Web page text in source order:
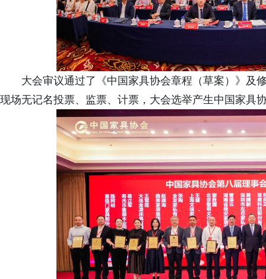
大会审议通过了《中国家具协会章程（草案）》及
现场无记名投票、监票、计票，大会选举产生中国家具